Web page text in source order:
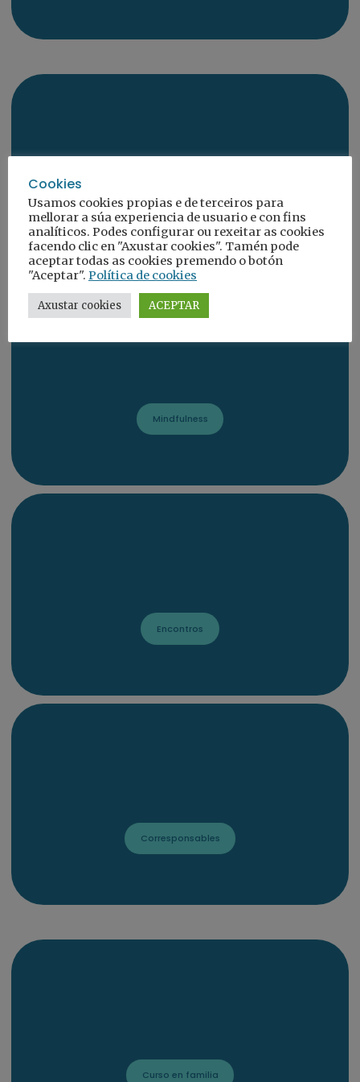
Incidencia política
Mindfulness
Encontros
Corresponsables
Curso en familia
Cookies
Usamos cookies propias e de terceiros para
mellorar a súa experiencia de usuario e con fins
analíticos. Podes configurar ou rexeitar as cookies
facendo clic en "Axustar cookies". Tamén pode
aceptar todas as cookies premendo o botón
"Aceptar". Política de cookies
Axustar cookies ACEPTAR